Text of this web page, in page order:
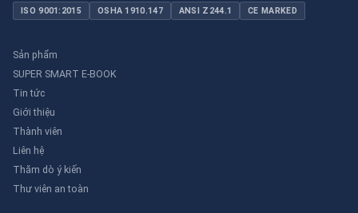
ISO 9001:2015 OSHA 1910.147 ANSI Z244.1 CE MARKED
Sản phẩm
SUPER SMART E-BOOK
Tin tức
Giới thiệu
Thành viên
Liên hệ
Thăm dò ý kiến
Thư viên an toàn